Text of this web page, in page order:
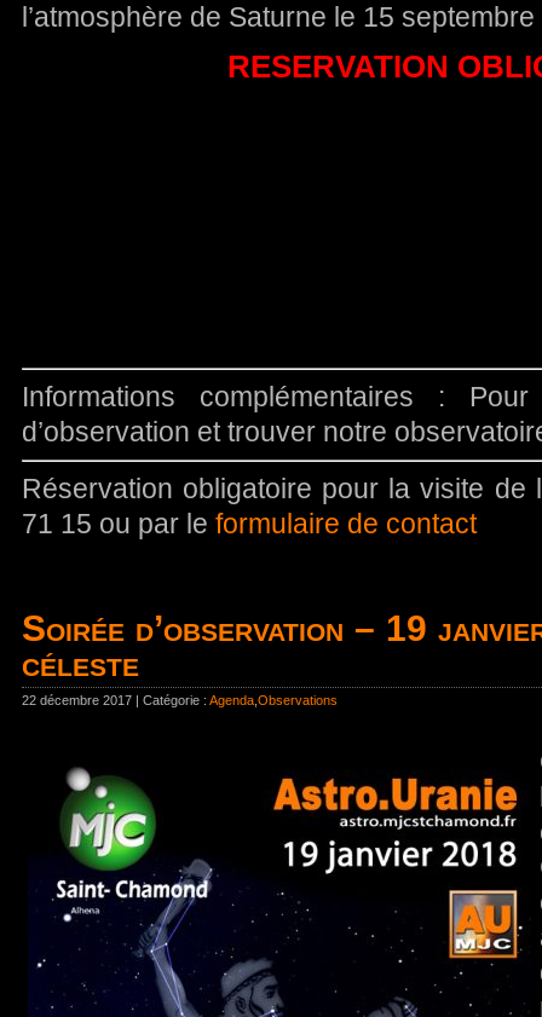
l’atmosphère de Saturne le 15
RESERVATION
Informations complémentaires :
d’observation et trouver notre
Réservation obligatoire pour la visite de
71 15 ou par le formulaire de contact
Soirée d’observation – 19
céleste
22 décembre 2017 | Catégorie : Agenda Observations